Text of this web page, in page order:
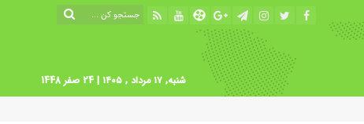
شنبه, ۱۷ مرداد , ۱۴۰۵ | 24 صفر 1448